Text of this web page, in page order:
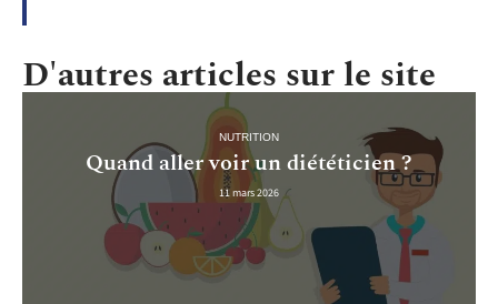
D'autres articles sur le site
NUTRITION
Quand aller voir un diététicien ?
11 mars 2026